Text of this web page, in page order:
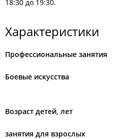
18:30 до 19:30.
Характеристики
Профессиональные занятия
Боевые искусства
Возраст детей, лет
занятия для взрослых